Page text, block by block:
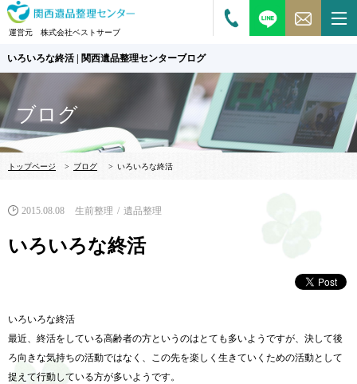
運営元 株式会社ベストサーブ
いろいろな終活 | 関西遺品整理センターブログ
ブログ
トップページ > ブログ > いろいろな終活
2015.08.08 生前整理 遺品整理
いろいろな終活
いろいろな終活
最近、終活をしている高齢者の方というのはとても多いようですが、決して後
ろ向きな気持ちの活動ではなく、この先を楽しく生きていくための活動として
捉えて行動している方が多いようです。